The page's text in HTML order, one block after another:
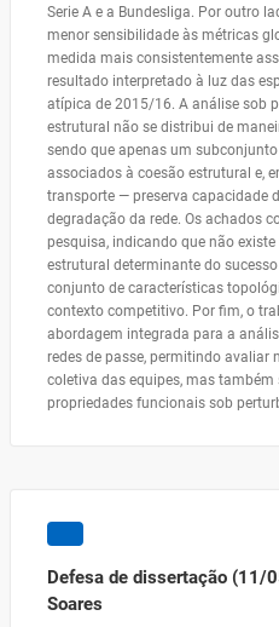
Serie A e a Bundesliga. Por outro
menor sensibilidade às métricas
medida mais consistentemente
resultado interpretado à luz das
atípica de 2015/16. A análise sob
estrutural não se distribui de
sendo que apenas um
associados à coesão estrutural e,
transporte — preserva capacidade
degradação da rede. Os achados
pesquisa, indicando que não
estrutural determinante do
conjunto de características
contexto competitivo. Por fim, o
abordagem integrada para a
redes de passe, permitindo avaliar
coletiva das equipes, mas
propriedades funcionais sob
Defesa de dissertação (11/
Soares